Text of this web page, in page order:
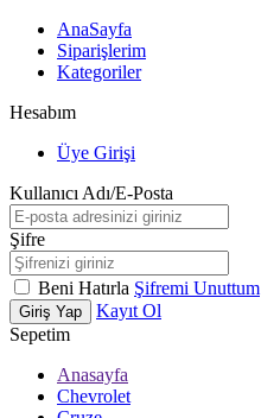
AnaSayfa
Siparişlerim
Kategoriler
Hesabım
Üye Girişi
Kullanıcı Adı/E-Posta
Şifre
Beni Hatırla Şifremi Unuttum
Giriş Yap
Kayıt Ol
Sepetim
Anasayfa
Chevrolet